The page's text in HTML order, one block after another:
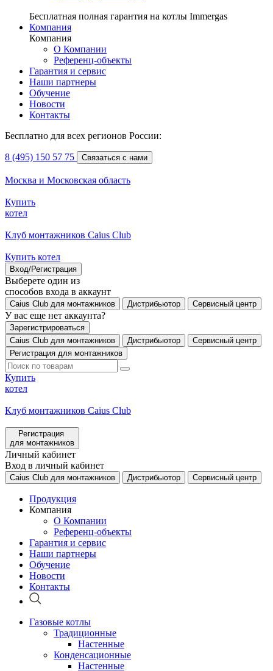
Бесплатная полная гарантия на котлы Immergas
Компания
Компания
О Компании
Референц-объекты
Гарантия и сервис
Наши партнеры
Обучение
Новости
Контакты
Бесплатно для всех регионов России:
8 (495) 150 57 75 Связаться с нами
Москва и Московская область
Купить
котел
Клуб монтажников Caius Club
Купить котел
Вход/Регистрация
Выберете один из
способов входа в аккаунт
Caius Club для монтажников Дистрибьютор Сервисный центр
У вас еще нет аккаунта?
Зарегистрироваться
Caius Club для монтажников
Дистрибьютор
Сервисный центр
Регистрация для монтажников
Купить
котел
Клуб монтажников Caius Club
Регистрация
для монтажников
Личный кабинет
Вход в личный кабинет
Caius Club для монтажников Дистрибьютор Сервисный центр
Продукция
Компания
О Компании
Референц-объекты
Гарантия и сервис
Наши партнеры
Обучение
Новости
Контакты
Газовые котлы
Традиционные
Настенные
Конденсационные
Настенные